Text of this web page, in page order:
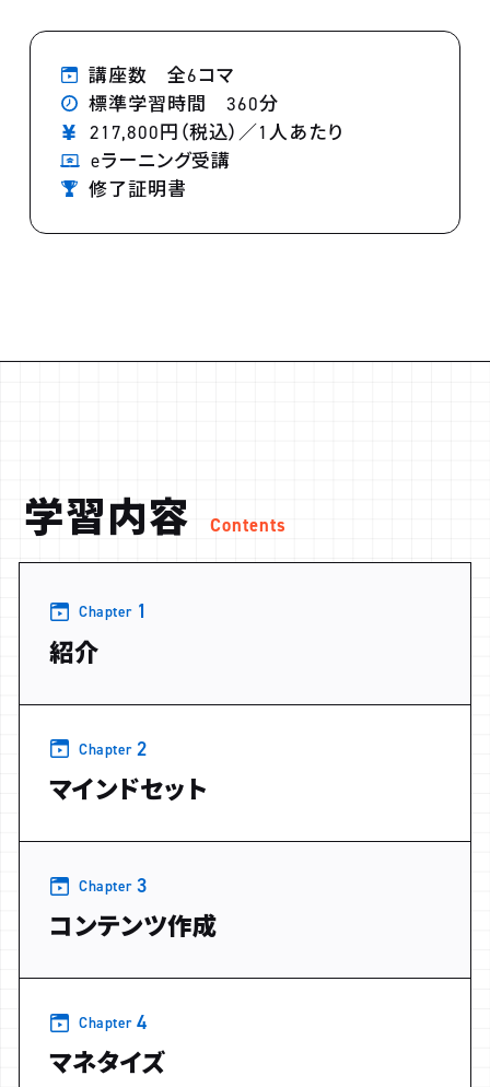
講座数 全6コマ
標準学習時間 360分
217,800円（税込）／1人あたり
eラーニング受講
修了証明書
学習内容 Contents
Chapter 1
紹介
Chapter 2
マインドセット
Chapter 3
コンテンツ作成
Chapter 4
マネタイズ